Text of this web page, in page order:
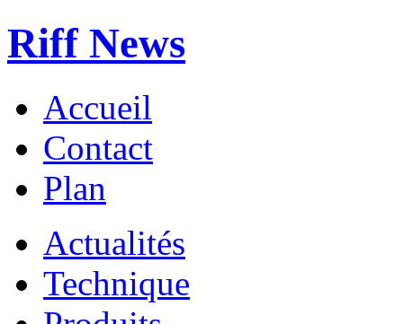
Riff News
Accueil
Contact
Plan
Actualités
Technique